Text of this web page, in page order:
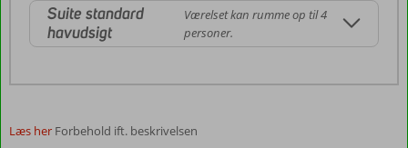
Suite standard
havudsigt
Værelset kan rumme op til 4
personer.
Læs her Forbehold ift. beskrivelsen